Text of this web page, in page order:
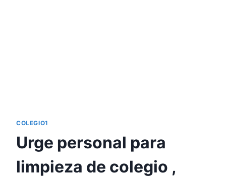
COLEGIO1
Urge personal para
limpieza de colegio ,